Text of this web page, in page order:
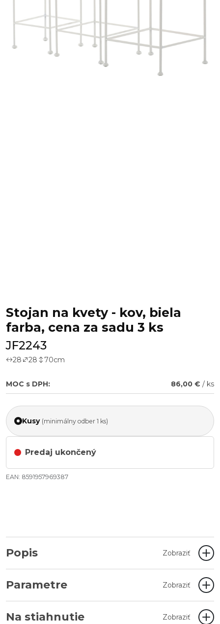
Stojan na kvety - kov, biela
farba, cena za sadu 3 ks
JF2243
28 28 70cm
MOC s DPH: 86,00 € / ks
Kusy (minimálny odber 1 ks)
Predaj ukončený
EAN: 8591957969387
Popis Zobraziť
Parametre Zobraziť
Na stiahnutie Zobraziť